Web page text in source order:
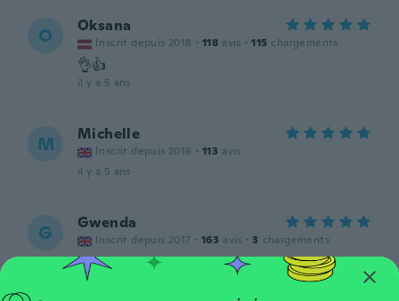
O Oksana
Inscrit depuis 2018 · 118 avis · 115 chargements
👌👍
il y a 5 ans
M Michelle
Inscrit depuis 2016 · 113 avis
il y a 5 ans
G Gwenda
Inscrit depuis 2017 · 163 avis · 3 chargements
il y a 5 ans